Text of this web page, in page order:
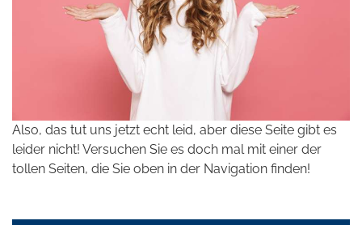
Also, das tut uns jetzt echt leid, aber diese Seite gibt es
leider nicht! Versuchen Sie es doch mal mit einer der
tollen Seiten, die Sie oben in der Navigation finden!